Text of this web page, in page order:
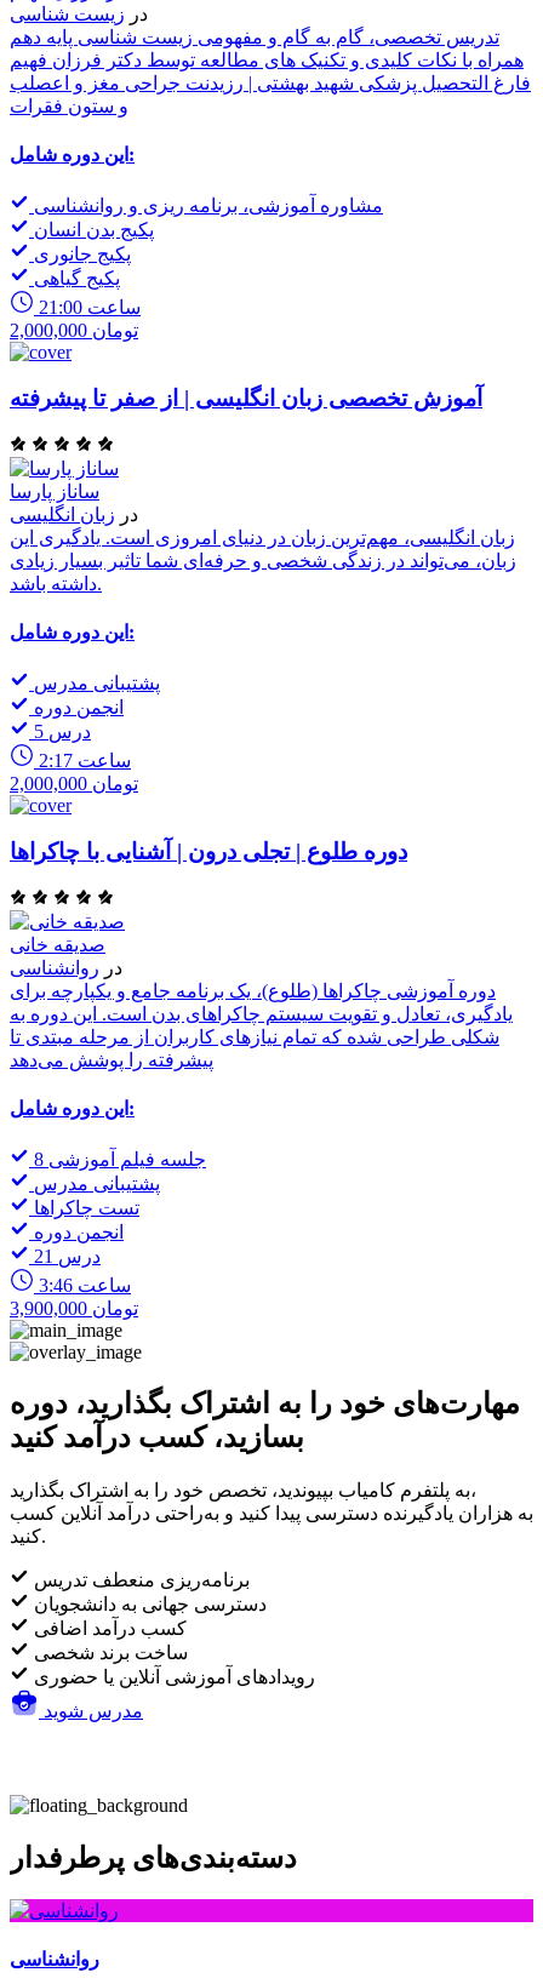
در زیست شناسی
تدریس تخصصی، گام به گام و مفهومی زیست شناسی پایه دهم
همراه با نکات کلیدی و تکنیک های مطالعه توسط دکتر فرزان فهیم
فارغ التحصیل پزشکی شهید بهشتی | رزیدنت جراحی مغز و اعصلب
و ستون فقرات
این دوره شامل:
مشاوره آموزشی، برنامه ریزی و روانشناسی
پکیج بدن انسان
پکیج جانوری
پکیج گیاهی
21:00 ساعت
2,000,000 تومان
آموزش تخصصی زبان انگلیسی | از صفر تا پیشرفته
ساناز پارسا
در زبان انگلیسی
زبان انگلیسی، مهم‌ترین زبان در دنیای امروزی است. یادگیری این
زبان، می‌تواند در زندگی شخصی و حرفه‌ای شما تاثیر بسیار زیادی
داشته باشد.
این دوره شامل:
پشتیبانی مدرس
انجمن دوره
5 درس
2:17 ساعت
2,000,000 تومان
دوره طلوع | تجلی درون | آشنایی با چاکراها
صدیقه خانی
در روانشناسی
دوره آموزشی چاکراها (طلوع)، یک برنامه جامع و یکپارچه برای
یادگیری، تعادل و تقویت سیستم چاکراهای بدن است. این دوره به
شکلی طراحی شده که تمام نیازهای کاربران از مرحله مبتدی تا
پیشرفته را پوشش می‌دهد
این دوره شامل:
8 جلسه فیلم آموزشی
پشتیبانی مدرس
تست چاکراها
انجمن دوره
21 درس
3:46 ساعت
3,900,000 تومان
مهارت‌های خود را به اشتراک بگذارید، دوره
بسازید، کسب درآمد کنید
به پلتفرم کامیاب بپیوندید، تخصص خود را به اشتراک بگذارید،
به هزاران یادگیرنده دسترسی پیدا کنید و به‌راحتی درآمد آنلاین کسب
کنید.
برنامه‌ریزی منعطف تدریس
دسترسی جهانی به دانشجویان
کسب درآمد اضافی
ساخت برند شخصی
رویدادهای آموزشی آنلاین یا حضوری
مدرس شوید
دسته‌بندی‌های پرطرفدار
روانشناسی